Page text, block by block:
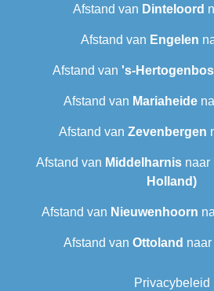
Afstand van Dinteloord
Afstand van Engelen
Afstand van 's-
Afstand van Mariaheide
Afstand van Zevenbergen
Afstand van Middelharnisnaar
Holland)
Afstand van Nieuwenhoorn
Afstand van Ottoland naar
Privacybeleid